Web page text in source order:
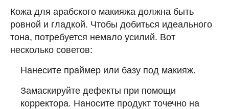
Кожа для арабского макияжа должна быть
ровной и гладкой. Чтобы добиться идеального
тона, потребуется немало усилий. Вот
несколько советов:
Нанесите праймер или базу под макияж.
Замаскируйте дефекты при помощи
корректора. Наносите продукт точечно на